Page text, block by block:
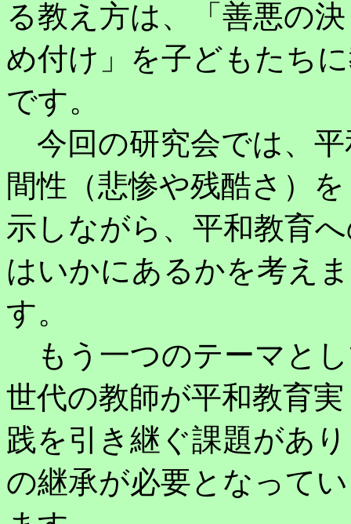
る教え方は、「善悪の決
め付け」を子どもたち
です。
今回の研究会では、
間性（悲惨や残酷さ）を
示しながら、平和教育
はいかにあるかを考えま
す。
もう一つのテーマと
世代の教師が平和教育実
践を引き継ぐ課題があ
の継承が必要となってい